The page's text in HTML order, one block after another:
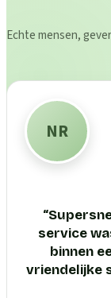
Echte mensen,
NR
“
service
binnen
vriendelijke